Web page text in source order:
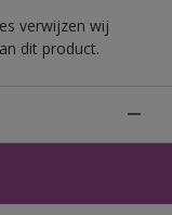
verwijzen wij
dit product.